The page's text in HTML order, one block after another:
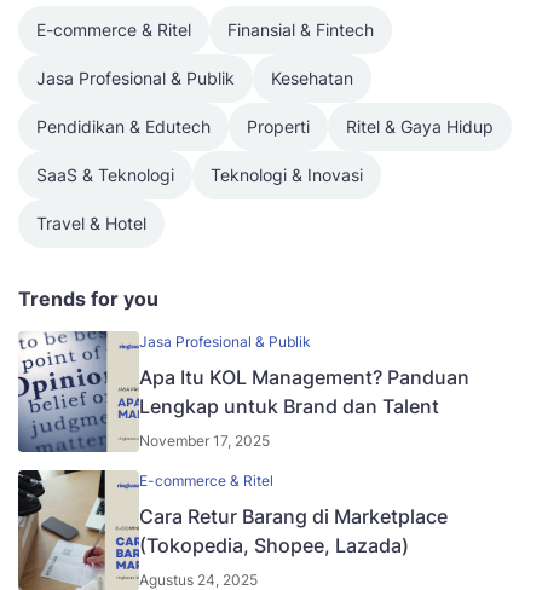
E-commerce & Ritel Finansial & Fintech
Jasa Profesional & Publik Kesehatan
Pendidikan & Edutech Properti Ritel & Gaya Hidup
SaaS & Teknologi Teknologi & Inovasi
Travel & Hotel
Trends for you
Jasa Profesional & Publik
Apa Itu KOL Management? Panduan
Lengkap untuk Brand dan Talent
November 17, 2025
E-commerce & Ritel
Cara Retur Barang di Marketplace
(Tokopedia, Shopee, Lazada)
Agustus 24, 2025